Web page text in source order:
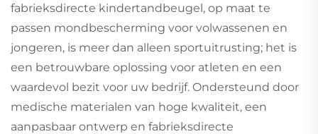
fabrieksdirecte kindertandbeugel, op maat te
passen mondbescherming voor volwassenen en
jongeren, is meer dan alleen sportuitrusting; het is
een betrouwbare oplossing voor atleten en een
waardevol bezit voor uw bedrijf. Ondersteund door
medische materialen van hoge kwaliteit, een
aanpasbaar ontwerp en fabrieksdirecte